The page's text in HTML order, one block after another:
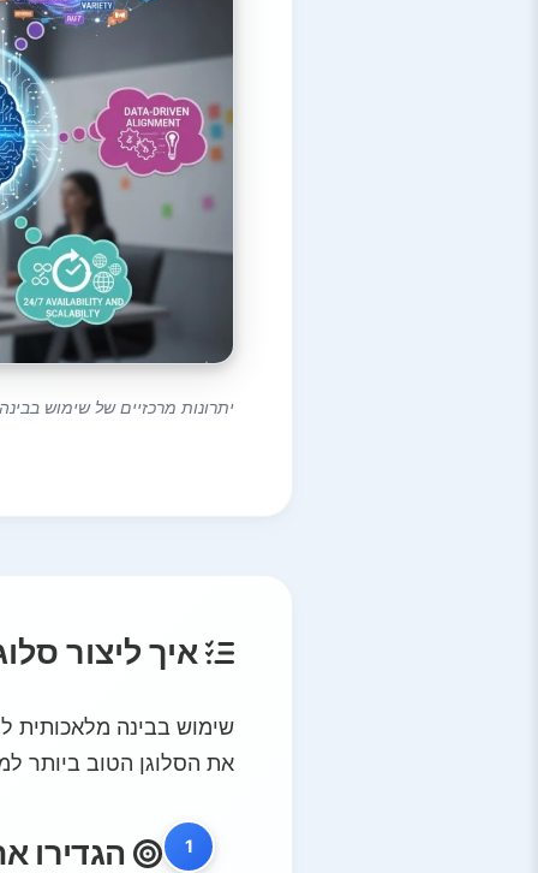
יתרונות מרכזיים של שימוש
איך ליצור
שימוש בבינה מלאכותית
את הסלוגן הטוב ביותר
1 הגדירו